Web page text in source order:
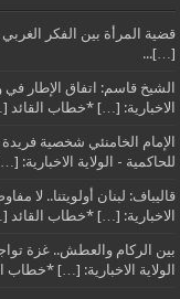
قضية المرأة بين الفكر
[…]...
الشيخ قاسم: اتفاق الإطار
الاخبارية: […] *خطاب القائد
الإمام الخامنئي شخصية
للحاكمية - الولاية
قاليباف: لبنان أولويتنا.. لا
الاخبارية: […] *خطاب القائد
بين الركام والعطش.. غزة
الولاية الاخبارية: […] *خطاب